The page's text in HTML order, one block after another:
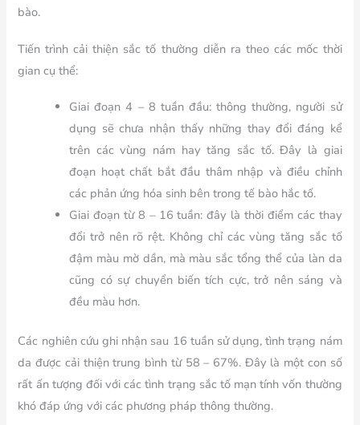
bào.
Tiến trình cải thiện sắc tố thường diễn ra theo các mốc thời
gian cụ thể:
Giai đoạn 4 – 8 tuần đầu: thông thường, người sử
dụng sẽ chưa nhận thấy những thay đổi đáng kể
trên các vùng nám hay tăng sắc tố. Đây là giai
đoạn hoạt chất bắt đầu thâm nhập và điều chỉnh
các phản ứng hóa sinh bên trong tế bào hắc tố.
Giai đoạn từ 8 – 16 tuần: đây là thời điểm các thay
đổi trở nên rõ rệt. Không chỉ các vùng tăng sắc tố
đậm màu mờ dần, mà màu sắc tổng thể của làn da
cũng có sự chuyển biến tích cực, trở nên sáng và
đều màu hơn.
Các nghiên cứu ghi nhận sau 16 tuần sử dụng, tình trạng nám
da được cải thiện trung bình từ 58 – 67%. Đây là một con số
rất ấn tượng đối với các tình trạng sắc tố mạn tính vốn thường
khó đáp ứng với các phương pháp thông thường.